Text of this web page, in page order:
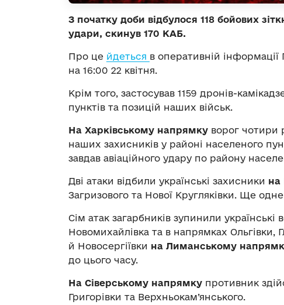
З початку доби відбулося 118 бойових
удари, скинув 170 КАБ.
Про це йдеться в оперативній
на 16:00 22 квітня.
Крім того, застосував 1159 дронів-
пунктів та позицій наших військ.
На Харківському напрямку ворог чотири
наших захисників у районі населеного
завдав авіаційного удару по району
Дві атаки відбили українські захисники на
Загризового та Нової Кругляківки. Ще
Сім атак загарбників зупинили
Новомихайлівка та в напрямках Ольгівки,
й Новосергіївки на Лиманському
до цього часу.
На Сіверському напрямку противник
Григорівки та Верхньокам’янського.